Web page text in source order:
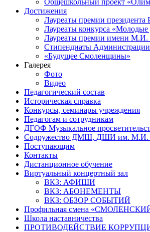
Достижения
Лауреаты премии президента
Лауреаты конкурса «Молодые
Лауреаты премии имени М.И.
Стипендиаты
«Будущее Смоленщины»
Галерея
Фото
Видео
Педагогический состав
Историческая справка
Конкурсы, семинары учреждения
Педагогам и сотрудникам
ДГОФ Музыкальное
Содружество ДМШ, ДШИ им. М.И.
Поступающим
Контакты
Дистанционное обучение
Виртуальный концертный зал
ВКЗ: АФИШИ
ВКЗ: АБОНЕМЕНТЫ
ВКЗ: ОБЗОР СОБЫТИЙ
Профильная смена
Школа наставничества
ПРОТИВОДЕЙСТВИЕ